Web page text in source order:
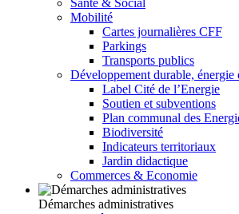
Santé & Social
Mobilité
Cartes journalières CFF
Parkings
Transports publics
Développement durable, énergie
Label Cité de l’Energie
Soutien et subventions
Plan communal des
Biodiversité
Indicateurs territoriaux
Jardin didactique
Commerces & Economie
Démarches administratives